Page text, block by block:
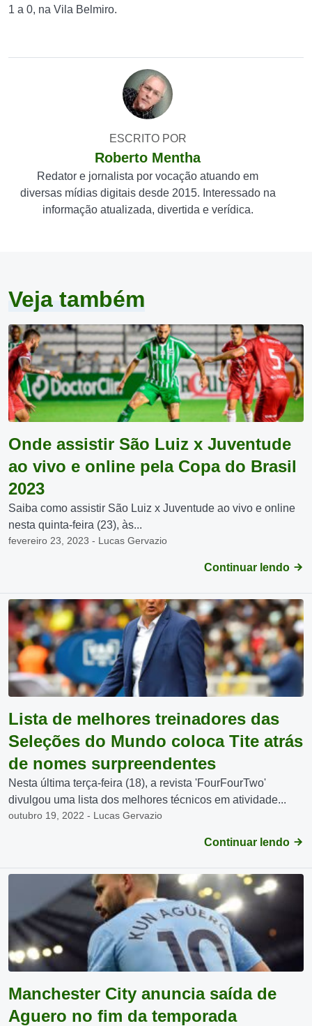
1 a 0, na Vila Belmiro.
ESCRITO POR
Roberto Mentha
Redator e jornalista por vocação atuando em
diversas mídias digitais desde 2015. Interessado na
informação atualizada, divertida e verídica.
Veja também
Onde assistir São Luiz x Juventude
ao vivo e online pela Copa do Brasil
2023
Saiba como assistir São Luiz x Juventude ao vivo e online
nesta quinta-feira (23), às...
fevereiro 23, 2023 - Lucas Gervazio
Continuar lendo
Lista de melhores treinadores das
Seleções do Mundo coloca Tite atrás
de nomes surpreendentes
Nesta última terça-feira (18), a revista 'FourFourTwo'
divulgou uma lista dos melhores técnicos em atividade...
outubro 19, 2022 - Lucas Gervazio
Continuar lendo
Manchester City anuncia saída de
Aguero no fim da temporada